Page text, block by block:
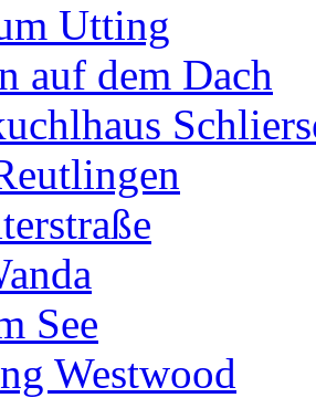
Utting
auf dem Dach
See
Westwood